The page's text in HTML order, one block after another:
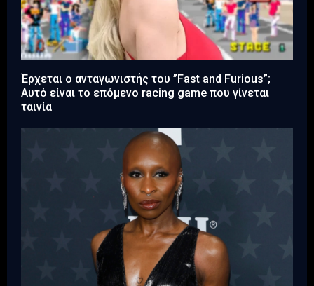
Έρχεται ο ανταγωνιστής του ”Fast and Furious”;
Αυτό είναι το επόμενο racing game που γίνεται
ταινία